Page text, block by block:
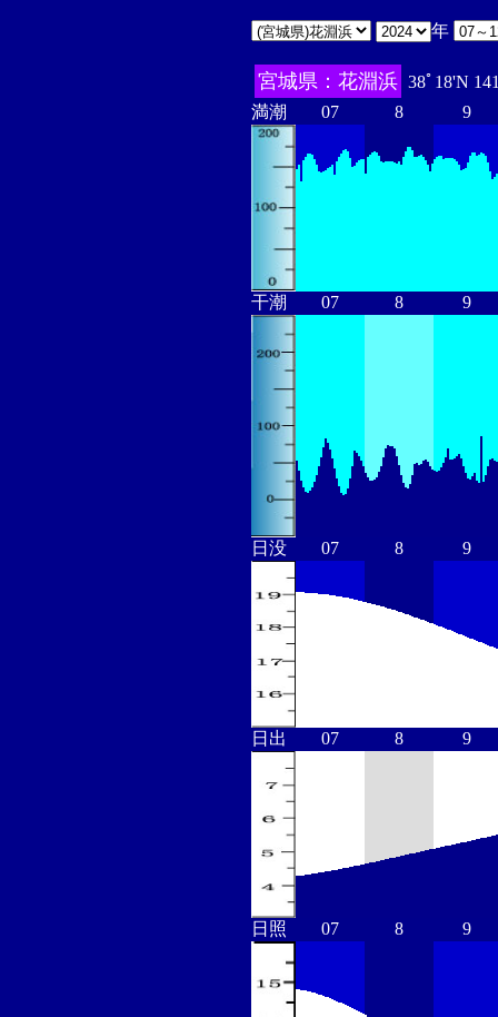
年
宮城県：花淵浜 38ﾟ18'N
満潮
07 8 9
干潮 07 8 9
日没 07 8 9
日出 07 8 9
日照 07 8 9